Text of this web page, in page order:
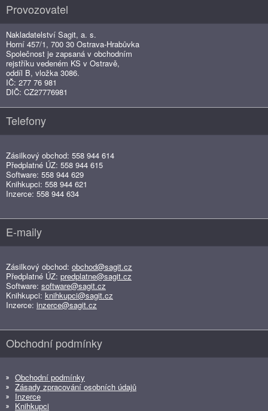
Provozovatel
Nakladatelství Sagit, a. s.
Horní 457/1, 700 30 Ostrava-Hrabůvka
Společnost je zapsaná v obchodním
rejstříku vedeném KS v Ostravě,
oddíl B, vložka 3086.
IČ: 277 76 981
DIČ: CZ27776981
Telefony
Zásilkový obchod: 558 944 614
Předplatné ÚZ: 558 944 615
Software: 558 944 629
Knihkupci: 558 944 621
Inzerce: 558 944 634
E-maily
Zásilkový obchod: obchod@sagit.cz
Předplatné ÚZ: predplatne@sagit.cz
Software: software@sagit.cz
Knihkupci: knihkupci@sagit.cz
Inzerce: inzerce@sagit.cz
Obchodní podmínky
Obchodní podmínky
Zásady zpracování osobních údajů
Inzerce
Knihkupci